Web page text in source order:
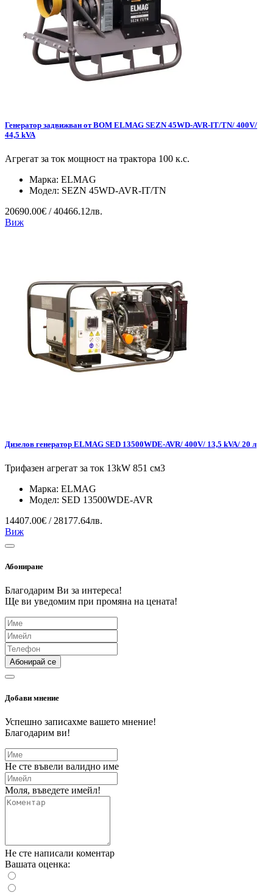
Генератор задвижван от ВОМ ELMAG SEZN 45WD-AVR-IT/TN/ 400V/
44,5 kVA
Агрегат за ток мощност на трактора 100 к.с.
Марка: ELMAG
Модел: SEZN 45WD-AVR-IT/TN
20690.00€ / 40466.12лв.
Виж
Дизелов генератор ELMAG SED 13500WDE-AVR/ 400V/ 13,5 kVA/ 20 л
Трифазен агрегат за ток 13kW 851 см3
Марка: ELMAG
Модел: SED 13500WDE-AVR
14407.00€ / 28177.64лв.
Виж
Абониране
Благодарим Ви за интереса!
Ще ви уведомим при промяна на цената!
Абонирай се
Добави мнение
Успешно записахме вашето мнение!
Благодарим ви!
Не сте въвели валидно име
Моля, въведете имейл!
Не сте написали коментар
Вашата оценка: